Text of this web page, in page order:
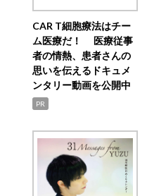
CAR T細胞療法はチー
ム医療だ！ 医療従事
者の情熱、患者さんの
思いを伝えるドキュメ
ンタリー動画を公開中
PR